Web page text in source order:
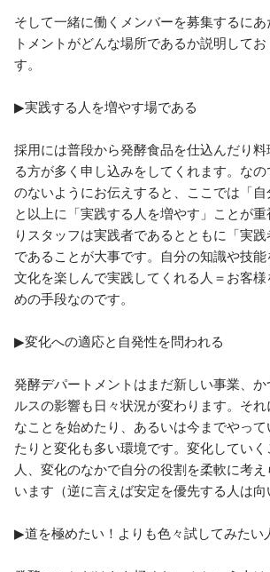
そして一緒に働くメンバーを募集するに
トメントがどんな場所であるか説明して
す。
▶実践する人を増やす場である
採用には普段から発酵食品を仕込んだり
る方が多く申し込みをしてくれます。な
のないようにお伝えすると、ここでは「自
と以上に「実践する人を増やす」ことが
りスタッフは実践者であるとともに「実践
であることが大事です。自分の知識や技
文化を楽しんで実践してくれる人＝お客
めの手段なのです。
▶変化への適応と自発性を問われる
発酵デパートメントはまだ新しい事業、
ルスの影響も日々状況が変わります。そ
なことを始めたり、あるいは今までやっ
たりと変化も多い環境です。変化してい
人、変化のなかで自分の役割を柔軟に考
います（逆に言えば安定を優先する人は向
▶道を極めたい！よりも色々試してみたい